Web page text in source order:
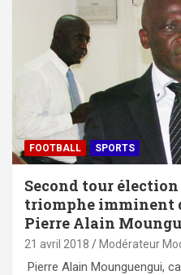
FOOTBALL SPORTS
Second tour élection
triomphe imminent
Pierre Alain
21 avril 2018 Modérateur
Pierre Alain Mounguengui,